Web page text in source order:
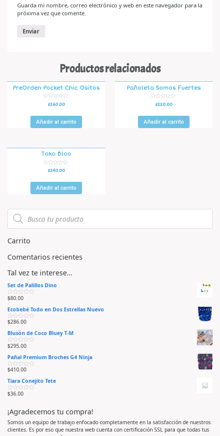
Guarda mi nombre, correo electrónico y web en este navegador para la
próxima vez que comente.
Productos relacionados
PreOrden Pocket Chic Ositos
o
r
a
d
0
d
e
5
$260.00
Añadir al carrito
Pañoleta Somos Fuertes
o
r
a
d
$220.00
Añadir al carrito
Toko Bloo
o
r
a
d
n
d
e
$240.00
Añadir al carrito
Carrito
Comentarios recientes
Tal vez te interese…
Set de Palillos Dino
V
l
o
r
a
o
e
n
0
e
5
$80.00
Ecobebé Todo en Dos Estrellas Nuevo
V
l
o
r
a
o
e
n
0
e
5
$286.00
Blusón de Coco Bluey T-M
V
l
o
r
a
o
e
n
0
5
$295.00
Pañal Premium Broches G4 Ninja
V
l
o
r
a
e
n
0
d
e
$410.00
Tiara Conejito Tete
V
o
r
a
d
o
$36.00
¡Agradecemos tu compra!
Somos un equipo de trabajo enfocado completamente en la satisfacción de nuestros
clientes. Es por eso que nuestra web cuenta con certificación SSL para que todas tus